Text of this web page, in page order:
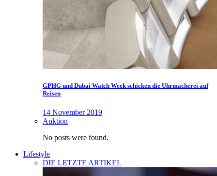
GPHG und Dubai Watch Week schicken die Uhrmacherei auf
Reisen
14 November 2019
Auktion
No posts were found.
Lifestyle
DIE LETZTE ARTIKEL